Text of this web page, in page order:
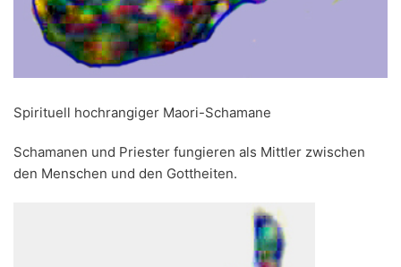
Spirituell hochrangiger Maori-Schamane
Schamanen und Priester fungieren als Mittler zwischen
den Menschen und den Gottheiten.